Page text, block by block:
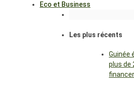
Eco et Business
Les plus récents
Guinée
plus de